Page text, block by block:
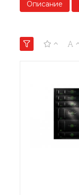
Описание